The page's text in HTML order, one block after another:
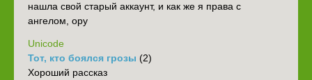
нашла свой старый аккаунт, и как же я права с
ангелом, ору
Unicode
Тот, кто боялся грозы (2)
Хороший рассказ